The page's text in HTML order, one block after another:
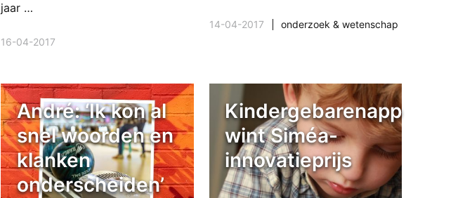
jaar …
16-04-2017
14-04-2017 onderzoek & wetenschap
André: ‘Ik kon al
snel woorden en
klanken
onderscheiden’
Kindergebarenapp
wint Siméa-
innovatieprijs